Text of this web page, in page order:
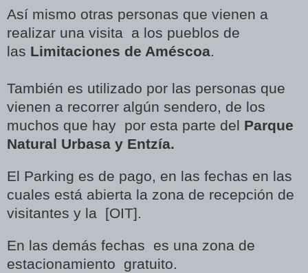
Así mismo otras personas que vienen a
realizar una visita a los pueblos de
las Limitaciones de Améscoa.
También es utilizado por las personas que
vienen a recorrer algún sendero, de los
muchos que hay por esta parte del Parque
Natural Urbasa y Entzía.
El Parking es de pago, en las fechas en las
cuales está abierta la zona de recepción de
visitantes y la [OIT].
En las demás fechas es una zona de
estacionamiento gratuito.